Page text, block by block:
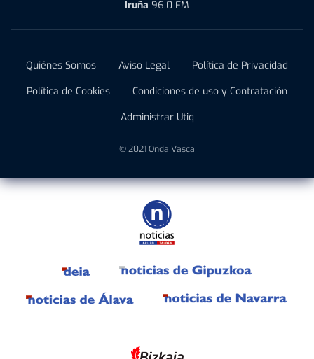
Iruña 96.0 FM
Quiénes Somos Aviso Legal
Política de Privacidad
Política de Cookies
Condiciones de uso y Contratación
Administrar Utiq
© 2021 Onda Vasca